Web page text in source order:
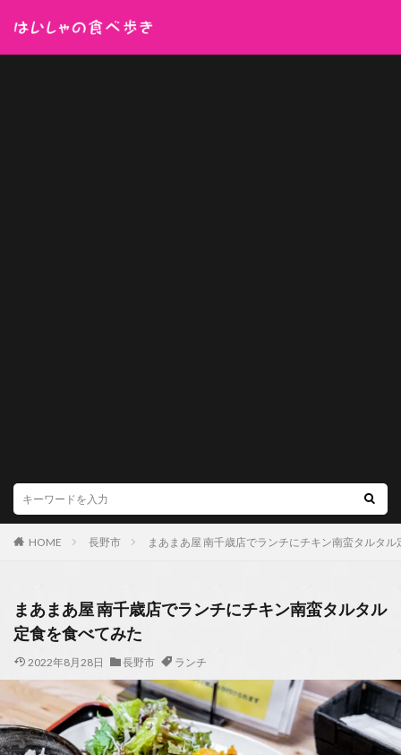
HOME 長野市 まあまあ屋 南千歳店でランチにチキン南蛮タルタ
まあまあ屋 南千歳店でランチにチキン南蛮タルタル
定食を食べてみた
2022年8月28日 長野市 ランチ